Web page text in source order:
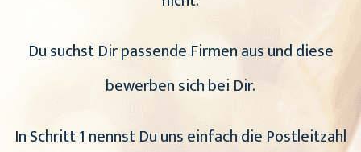
Du suchst Dir passende Firmen aus und diese
bewerben sich bei Dir.
In Schritt 1 nennst Du uns einfach die Postleitzahl